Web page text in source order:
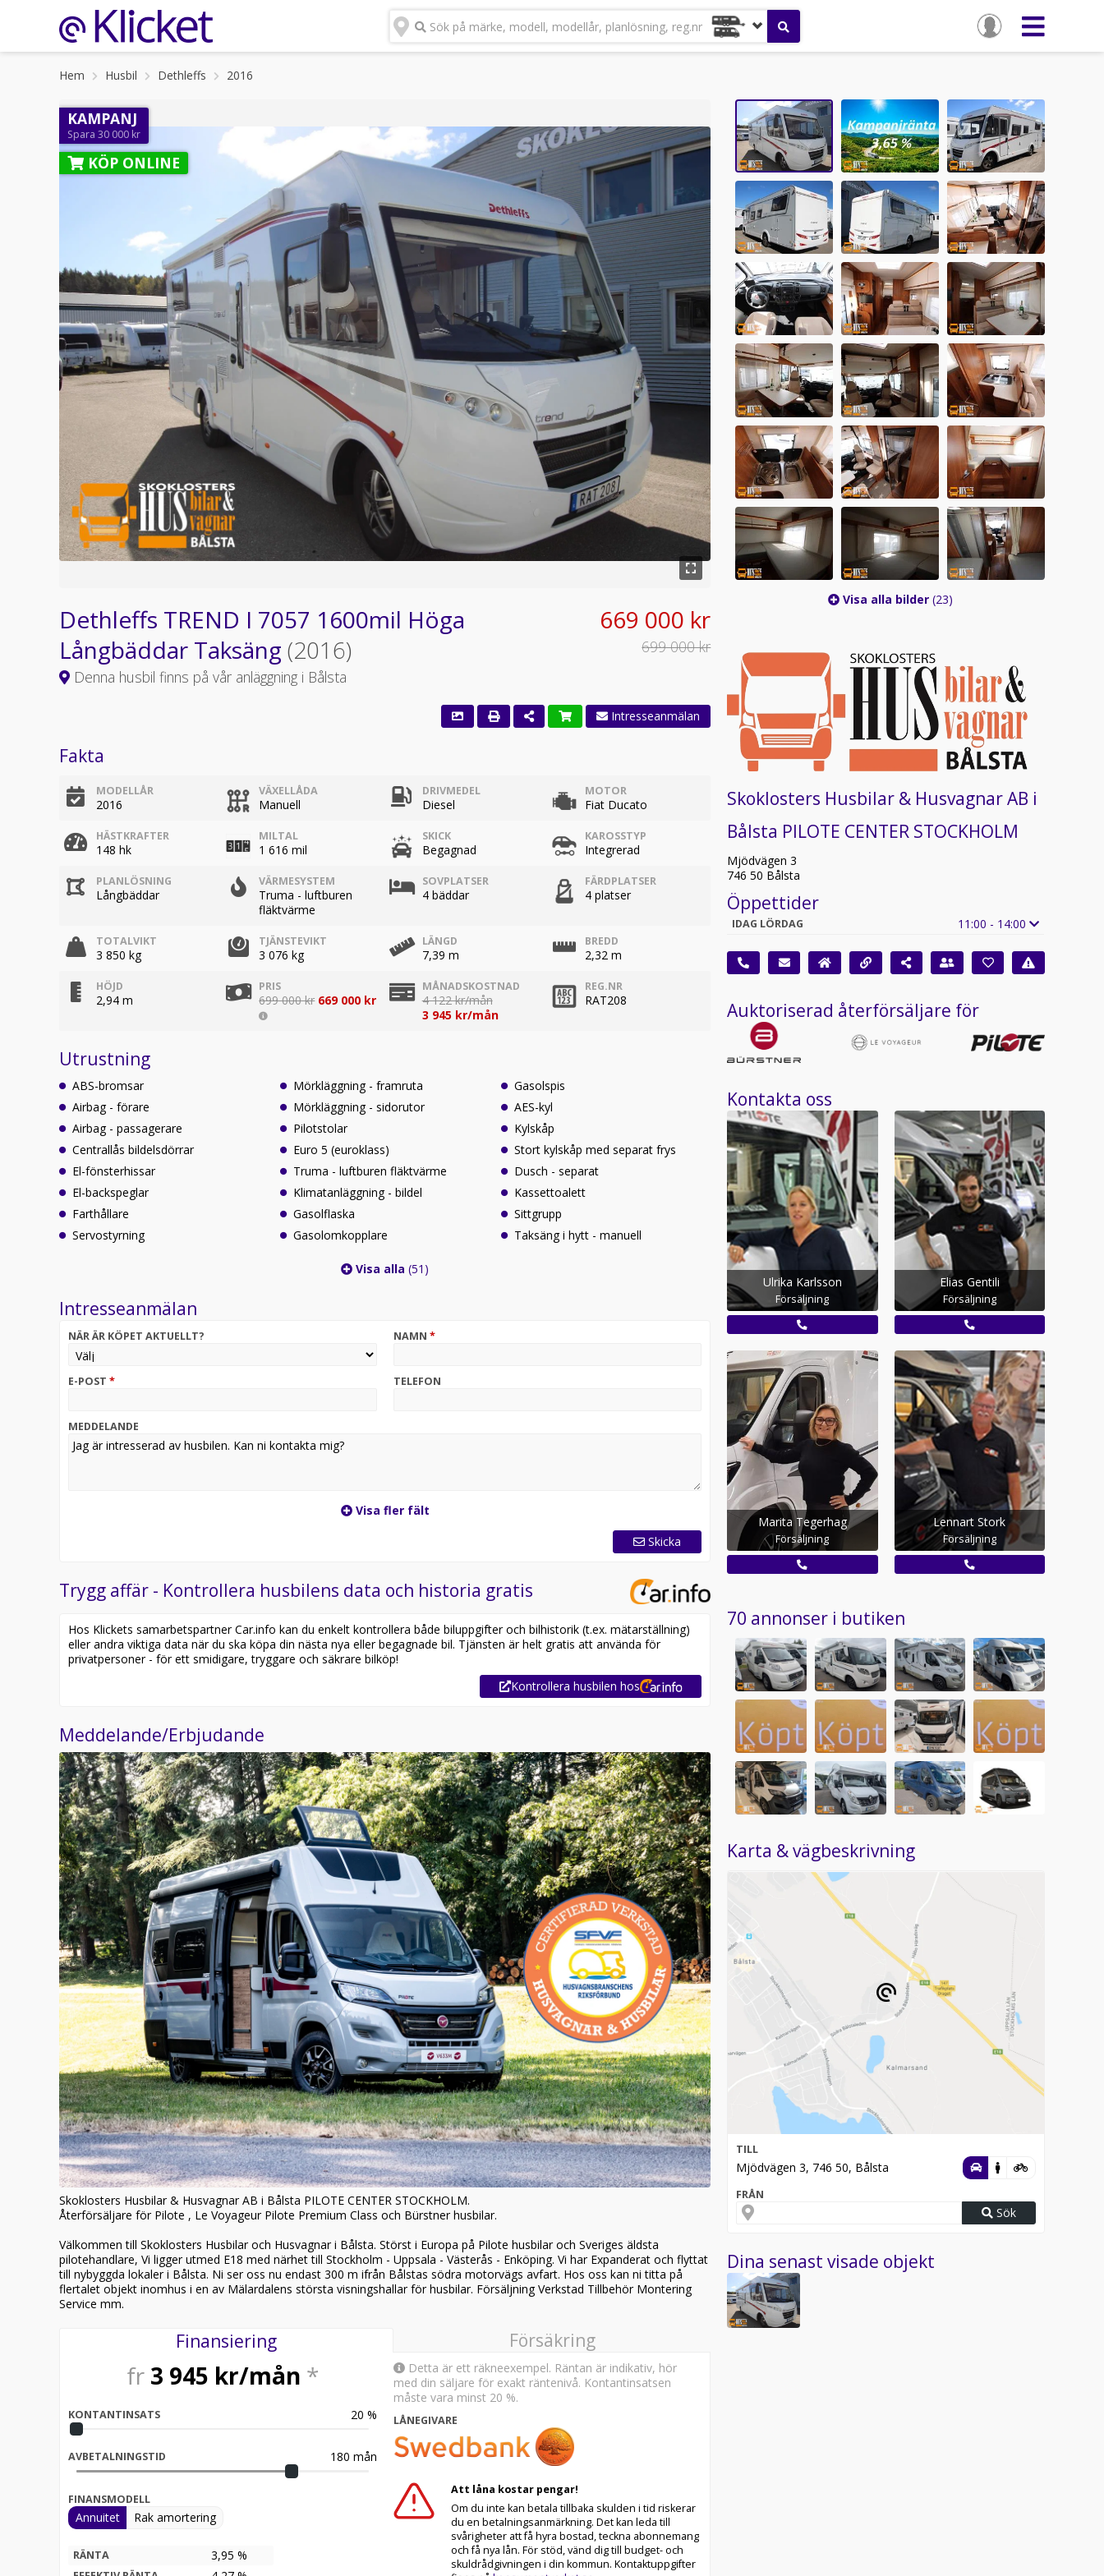
Sök på märke, modell, modellår, planlösning, reg.nr
Hem Husbil Dethleffs 2016
KAMPANJ
Spara 30 000 kr
KÖP ONLINE
Dethleffs TREND I 7057 1600mil Höga
Långbäddar Taksäng (2016)
Denna husbil finns på vår anläggning i Bålsta
669 000 kr
699 000 kr
Fakta
MODELLÅR
2016
VÄXELLÅDA
Manuell
DRIVMEDEL
Diesel
MOTOR
Fiat Ducato
HÄSTKRAFTER
148 hk
MILTAL
1 616 mil
SKICK
Begagnad
KAROSSTYP
Integrerad
PLANLÖSNING
Långbäddar
VÄRMESYSTEM
Truma - luftburen
fläktvärme
SOVPLATSER
4 bäddar
FÄRDPLATSER
4 platser
TOTALVIKT
3 850 kg
TJÄNSTEVIKT
3 076 kg
LÄNGD
7,39 m
BREDD
2,32 m
HÖJD
2,94 m
PRIS
699 000 kr 669 000 kr
MÅNADSKOSTNAD
4 122 kr/mån
3 945 kr/mån
REG.NR
RAT208
Utrustning
ABS-bromsar
Airbag - förare
Airbag - passagerare
Centrallås bildelsdörrar
El-fönsterhissar
El-backspeglar
Farthållare
Servostyrning
Mörkläggning - framruta
Mörkläggning - sidorutor
Pilotstolar
Euro 5 (euroklass)
Truma - luftburen fläktvärme
Klimatanläggning - bildel
Gasolflaska
Gasolomkopplare
Gasolspis
AES-kyl
Kylskåp
Stort kylskåp med separat frys
Dusch - separat
Kassettoalett
Sittgrupp
Taksäng i hytt - manuell
Visa alla(51)
Intresseanmälan
NÄR ÄR KÖPET AKTUELLT? NAMN *
E-POST * TELEFON
MEDDELANDE
Visa fler fält
Skicka
Trygg affär - Kontrollera husbilens data och historia gratis
Hos Klickets samarbetspartner Car.info kan du enkelt kontrollera både biluppgifter och bilhistorik (t.ex. mätarställning)
eller andra viktiga data när du ska köpa din nästa nya eller begagnade bil. Tjänsten är helt gratis att använda för
privatpersoner - för ett smidigare, tryggare och säkrare bilköp!
Kontrollera husbilen hos
Meddelande/Erbjudande
Skoklosters Husbilar & Husvagnar AB i Bålsta PILOTE CENTER STOCKHOLM.
Återförsäljare för Pilote , Le Voyageur Pilote Premium Class och Bürstner husbilar.
Välkommen till Skoklosters Husbilar och Husvagnar i Bålsta. Störst i Europa på Pilote husbilar och Sveriges äldsta
pilotehandlare, Vi ligger utmed E18 med närhet till Stockholm - Uppsala - Västerås - Enköping. Vi har Expanderat och flyttat
till nybyggda lokaler i Bålsta. Ni ser oss nu endast 300 m ifrån Bålstas södra motorvägs avfart. Hos oss kan ni titta på
flertalet objekt inomhus i en av Mälardalens största visningshallar för husbilar. Försäljning Verkstad Tillbehör Montering
Service mm.
Finansiering Försäkring
fr 3 945 kr/mån *
KONTANTINSATS 20 %
AVBETALNINGSTID 180 mån
FINANSMODELL
Annuitet Rak amortering
RÄNTA 3,95 %
Detta är ett räkneexempel. Räntan är indikativ, hör
med din säljare för exakt räntenivå. Kontantinsatsen
måste vara minst 20 %.
LÅNEGIVARE
Att låna kostar pengar!
Om du inte kan betala tillbaka skulden i tid riskerar
du en betalningsanmärkning. Det kan leda till
svårigheter att få hyra bostad, teckna abonnemang
och få nya lån. För stöd, vänd dig till budget- och
skuldrådgivningen i din kommun. Kontaktuppgifter
Visa alla bilder (23)
Skoklosters Husbilar & Husvagnar AB i
Bålsta PILOTE CENTER STOCKHOLM
Mjödvägen 3
746 50 Bålsta
Öppettider
IDAG LÖRDAG 11:00 - 14:00
Auktoriserad återförsäljare för
Kontakta oss
Ulrika Karlsson
Försäljning
Elias Gentili
Försäljning
Marita Tegerhag
Försäljning
Lennart Stork
Försäljning
70 annonser i butiken
Karta & vägbeskrivning
TILL
Mjödvägen 3, 746 50, Bålsta
FRÅN
Sök
Dina senast visade objekt